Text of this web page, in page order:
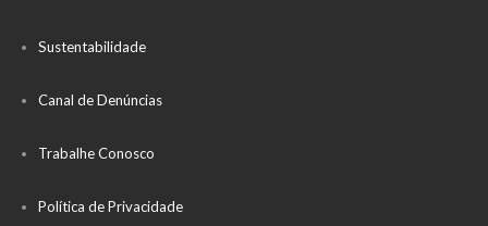
Sustentabilidade
Canal de Denúncias
Trabalhe Conosco
Política de Privacidade